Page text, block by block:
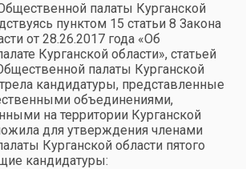
палаты Курганской
пунктом 15 статьи 8 Закона
от 28.26.2017 года «Об
Курганской области», статьей
палаты Курганской
кандидатуры, представленные
объединениями,
на территории Курганской
для утверждения членами
Курганской области пятого
кандидатуры: